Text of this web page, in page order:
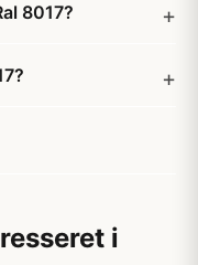
8017?
i